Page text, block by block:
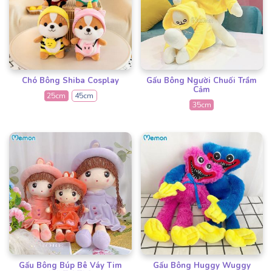
Chó Bông Shiba Cosplay
25cm 45cm
Gấu Bông Người Chuối Trầm
Cảm
35cm
Gấu Bông Búp Bê Váy Tim
Gấu Bông Huggy Wuggy